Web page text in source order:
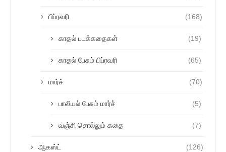
பிப்ரவரி (168)
காதல் படக்கதைகள் (19)
காதல் பேசும் பிப்ரவரி (65)
மார்ச் (70)
பாலியல் பேசும் மார்ச் (5)
வஞ்சி சொல்லும் கதை (7)
ஆகஸ்ட் (126)